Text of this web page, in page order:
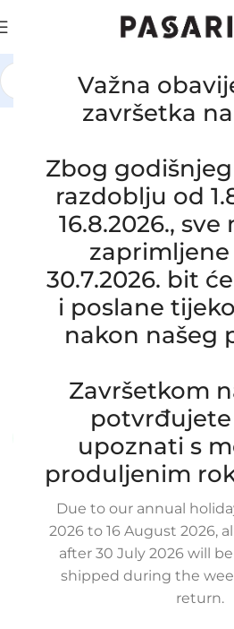
Važna
završetka
Zbog
razdoblju od
16.8.2026.,
30.7.2026. bit
i poslane
nakon našeg
Završetkom
potvrđujete
upoznati s
produljenim
Due to our annual
2026 to 16 August 2026,
after 30 July 2026 will
shipped during the
return.
AUTOMOBILI / ALFA
Click to enlarge
Zamjensko crijevo
ALFA ROMEO 166 2.5
1-2-2/S/OB
Garancija: 5 god
Dostupno uz narudžbu (isti ili
70,00€ £ $ ¥ A$ £48.03
1-2-2 ODABERI BOJU